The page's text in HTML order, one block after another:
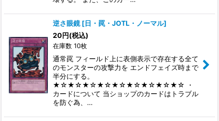
逆さ眼鏡 [日・罠・JOTL・ノーマル]
20円(税込)
在庫数 10枚
通常罠 フィールド上に表側表示で存在する全て
のモンスターの攻撃力を エンドフェイズ時まで
半分にする。
★☆★☆★☆★☆★☆★☆★☆★☆★☆ ・
カードについて 当ショップのカードはトラブル
を防ぐ為、…